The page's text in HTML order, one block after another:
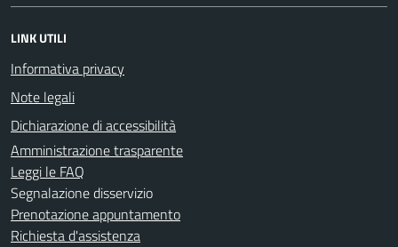
LINK UTILI
Informativa privacy
Note legali
Dichiarazione di accessibilità
Amministrazione trasparente
Leggi le FAQ
Segnalazione disservizio
Prenotazione appuntamento
Richiesta d'assistenza